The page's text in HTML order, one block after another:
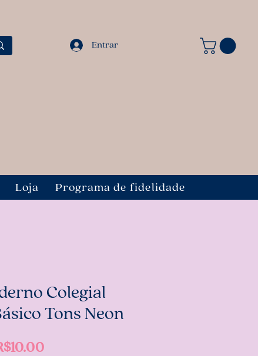
Entrar
Loja Programa de fidelidade
Colegial
Tons Neon
Price